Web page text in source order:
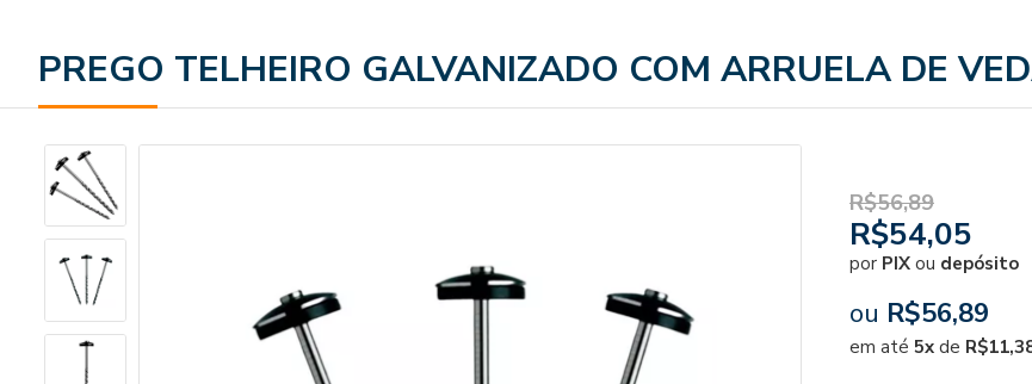
PREGO TELHEIRO GALVANIZADO COM ARRUELA DE
R$54,05
R$56,89
por PIX ou depósito
ou R$56,89
em até 5x de